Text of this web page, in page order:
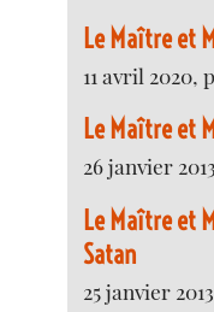
Le Maître et
11 avril 2020,
Le Maître et
26 janvier
Le Maître et
Satan
25 janvier